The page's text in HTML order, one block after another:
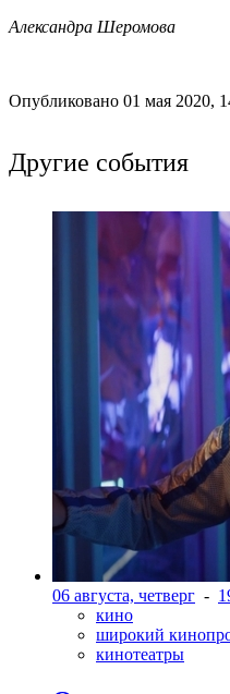
Александра Шеромова
Опубликовано 01 мая 2020,
Другие события
06 августа, четверг -
кино
широкий
кинотеатры